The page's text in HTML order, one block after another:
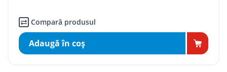
Compară produsul
Adaugă în coş